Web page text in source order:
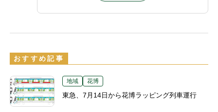
おすすめ記事
地域 花博
東急、7月14日から花博ラッピング列車運行